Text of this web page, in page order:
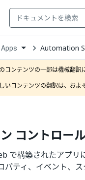
Open
Dropdown
Apps Automation
コンテンツの一部は機械翻訳
いコンテンツの翻訳は、およ
コントロール
で構築されたアプリ
パティ、イベント、ス